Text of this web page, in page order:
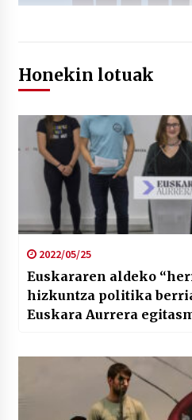
Honekin lotuak
2022/05/25
Euskararen aldeko
hizkuntza politika
Euskara Aurrera